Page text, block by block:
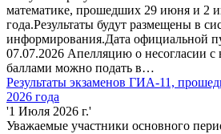
математике, прошедших 29 июня и 2
года.Результаты будут размещены в
информирования.Дата официальной
07.07.2026 Апелляцию о несогласии
баллами можно подать в…
Результаты экзаменов ГИА-11,
2026 года
'1 Июля 2026 г.'
Уважаемые участники основного